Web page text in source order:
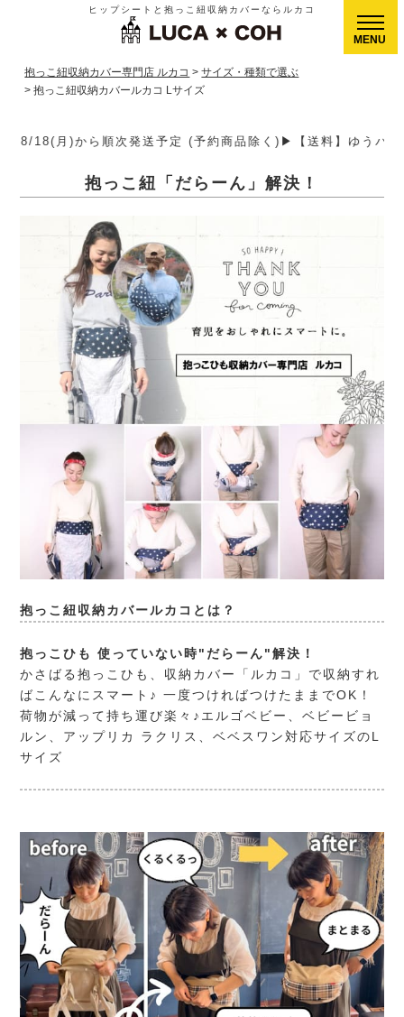
ヒップシートと抱っこ紐収納カバーならルカコ
抱っこ紐収納カバー専門店 ルカコ
サイズ・種類で選ぶ
抱っこ紐収納カバールカコ Lサイズ
【送料】ゆうパケット400円(全国一律)、ゆうパック900
抱っこ紐「だらーん」解決！
抱っこ紐収納カバールカコとは？
抱っこひも 使っていない時"だらーん"解決！
かさばる抱っこひも、収納カバー「ルカコ」で収納すれ
ばこんなにスマート♪ 一度つければつけたままでOK！
荷物が減って持ち運び楽々♪エルゴベビー、ベビービョ
ルン、アップリカ ラクリス、ベベスワン対応サイズのL
サイズ